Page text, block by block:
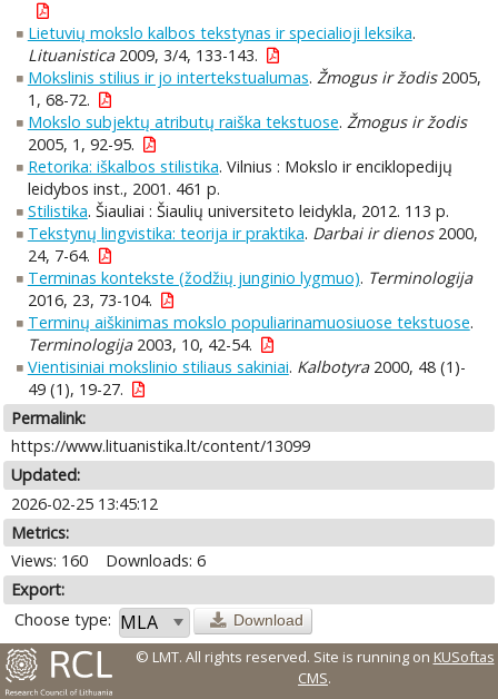
Lietuvių mokslo kalbos tekstynas ir specialioji leksika.
Lituanistica2009, 3/4, 133-143.
Mokslinis stilius ir jo intertekstualumas. Žmogus ir žodis2005,
1, 68-72.
Mokslo subjektų atributų raiška tekstuose. Žmogus ir žodis
2005, 1, 92-95.
Retorika: iškalbos stilistika. Vilnius : Mokslo ir enciklopedijų
leidybos inst., 2001. 461 p.
Stilistika. Šiauliai : Šiaulių universiteto leidykla, 2012. 113 p.
Tekstynų lingvistika: teorija ir praktika. Darbai ir dienos2000,
24, 7-64.
Terminas kontekste (žodžių junginio lygmuo). Terminologija
2016, 23, 73-104.
Terminų aiškinimas mokslo populiarinamuosiuose tekstuose.
Terminologija2003, 10, 42-54.
Vientisiniai mokslinio stiliaus sakiniai. Kalbotyra2000, 48 (1)-
49 (1), 19-27.
Permalink:
https://www.lituanistika.lt/content/13099
Updated:
2026-02-25 13:45:12
Metrics:
Views: 160
Downloads: 6
Export:
Choose type:
Download
© LMT. All rights reserved. Site is running on KUSoftas
CMS.